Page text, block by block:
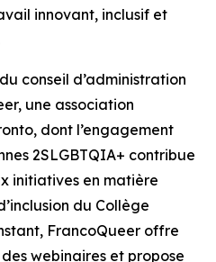
innovant, inclusif et
conseil d’administration
une association
dont l’engagement
2SLGBTQIA+ contribue
initiatives en matière
du Collège
FrancoQueer offre
webinaires et propose